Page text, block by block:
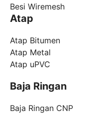
Besi Wiremesh
Atap
Atap Bitumen
Atap Metal
Atap uPVC
Baja Ringan
Baja Ringan CNP